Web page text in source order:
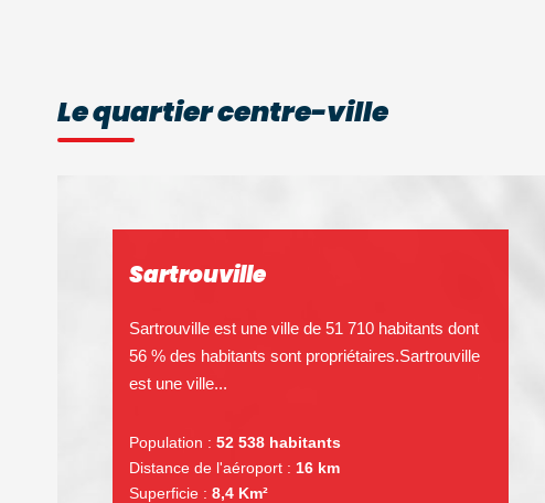
Le quartier centre-ville
Sartrouville
Sartrouville est une ville de 51 710 habitants dont
56 % des habitants sont propriétaires.Sartrouville
est une ville...
Population : 52 538 habitants
Distance de l'aéroport : 16 km
Superficie : 8,4 Km²